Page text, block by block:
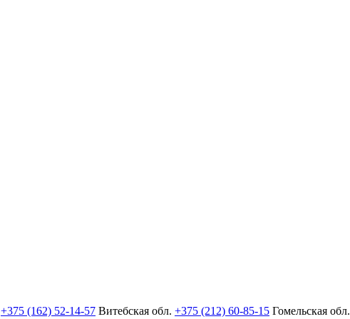
+375 (162) 52-14-57 Витебская обл. +375 (212) 60-85-15 Гомельская обл.